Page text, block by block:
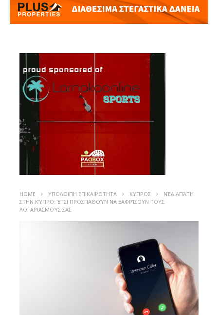
HOME ΥΠΟΛΟΙΠΗ ΕΠΙΚΑΙΡΟΤΗΤΑ ΚΥΠΡΟΣ
ΝΈΑ ΑΠΆΤΗ
ΣΤΗΝ ΚΎΠΡΟ: ΈΤΣΙ ΠΡΟΣΠΑΘΟΎΝ ΝΑ ΞΑΦΡΊΣΟΥΝ ΤΟΥΣ
ΛΟΓΑΡΙΑΣΜΟΎΣ ΣΑΣ